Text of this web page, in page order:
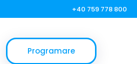
+40 759 778 800
Programare